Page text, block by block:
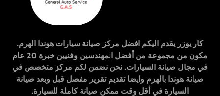
كار يوزر يقدم اليكم افضل مركز صيانة سيارات هوندا الهرم.
مكون من مجموعة من أفضل المهندسين وفنيين خبرة 20 عام
في مجال صيانة السيارات. نحن نضمن لكم مركز متخصص في
صيانة هوندا بالهرم وايضا تقديم تقرير مفصل قبل وبعد صيانة
السيارة في أقل وقت ممكن صيانة كاملة للسيارة.